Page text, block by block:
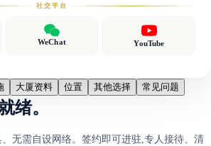
社交平台
WeChat YouTube
大厦资料 位置 其他选择 常见问题
绪。
无需自设网络。签约即可进驻,专人接待、清